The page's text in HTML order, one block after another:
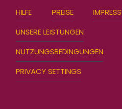
FOOTER
MENU
HILFE PREISE
UNSERE LEISTUNGEN
NUTZUNGSBEDINGUNGEN
PRIVACY SETTINGS